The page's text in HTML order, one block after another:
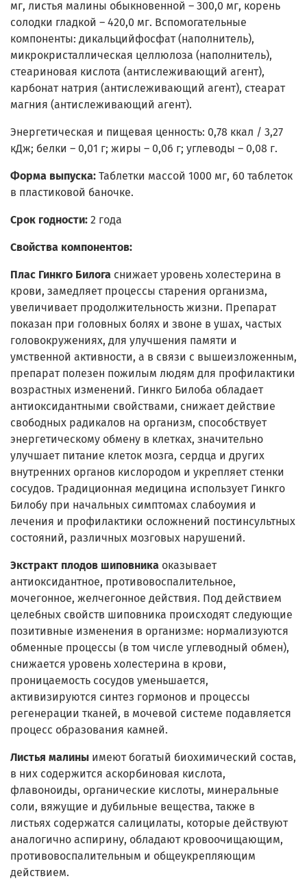
мг, листья малины обыкновенной – 300,0 мг, корень
солодки гладкой – 420,0 мг. Вспомогательные
компоненты: дикальцийфосфат (наполнитель),
микрокристаллическая целлюлоза (наполнитель),
стеариновая кислота (антислеживающий агент),
карбонат натрия (антислеживающий агент), стеарат
магния (антислеживающий агент).
Энергетическая и пищевая ценность: 0,78 ккал / 3,27
кДж; белки – 0,01 г; жиры – 0,06 г; углеводы – 0,08 г.
Форма выпуска: Таблетки массой 1000 мг, 60 таблеток
в пластиковой баночке.
Срок годности: 2 года
Свойства компонентов:
Плас Гинкго Билога снижает уровень холестерина в
крови, замедляет процессы старения организма,
увеличивает продолжительность жизни. Препарат
показан при головных болях и звоне в ушах, частых
головокружениях, для улучшения памяти и
умственной активности, а в связи с вышеизложенным,
препарат полезен пожилым людям для профилактики
возрастных изменений. Гинкго Билоба обладает
антиоксидантными свойствами, снижает действие
свободных радикалов на организм, способствует
энергетическому обмену в клетках, значительно
улучшает питание клеток мозга, сердца и других
внутренних органов кислородом и укрепляет стенки
сосудов. Традиционная медицина использует Гинкго
Билобу при начальных симптомах слабоумия и
лечения и профилактики осложнений постинсультных
состояний, различных мозговых нарушений.
Экстракт плодов шиповника оказывает
антиоксидантное, противовоспалительное,
мочегонное, желчегонное действия. Под действием
целебных свойств шиповника происходят следующие
позитивные изменения в организме: нормализуются
обменные процессы (в том числе углеводный обмен),
снижается уровень холестерина в крови,
проницаемость сосудов уменьшается,
активизируются синтез гормонов и процессы
регенерации тканей, в мочевой системе подавляется
процесс образования камней.
Листья малины имеют богатый биохимический состав,
в них содержится аскорбиновая кислота,
флавоноиды, органические кислоты, минеральные
соли, вяжущие и дубильные вещества, также в
листьях содержатся салицилаты, которые действуют
аналогично аспирину, обладают кровоочищающим,
противовоспалительным и общеукрепляющим
действием.